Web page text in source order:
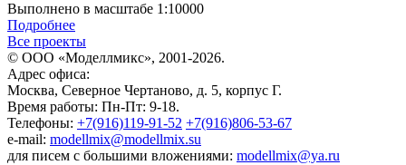
Выполнено в масштабе 1:10000
Подробнее
Все проекты
© ООО «Моделлмикс», 2001-2026.
Адрес офиса:
Москва, Северное Чертаново, д. 5, корпус Г.
Время работы: Пн-Пт: 9-18.
Телефоны: +7(916)119-91-52 +7(916)806-53-67
e-mail: modellmix@modellmix.su
для писем с большими вложениями: modellmix@ya.ru